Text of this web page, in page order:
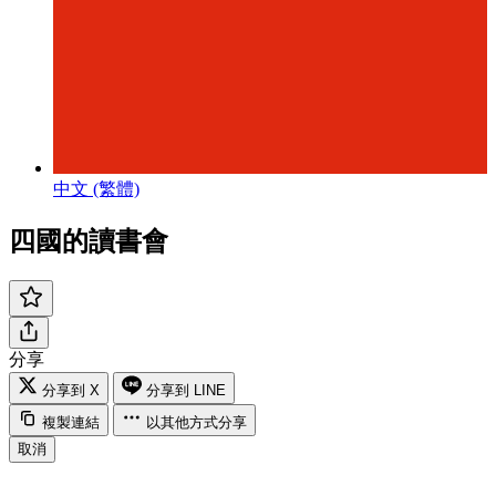
中文 (繁體)
四國的讀書會
分享
分享到 X
分享到 LINE
複製連結
以其他方式分享
取消